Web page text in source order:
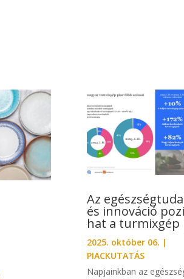
Az
és innováció
hat a turmixgép
2025. október 06. |
PIACKUTATÁS
Napjainkban az